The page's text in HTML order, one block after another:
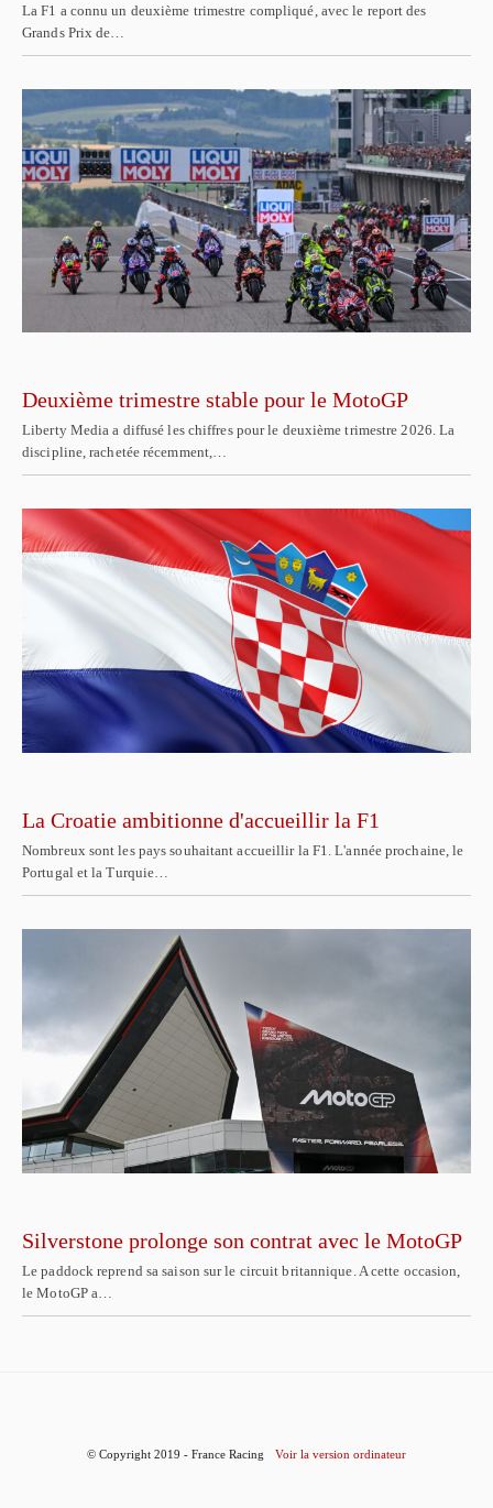
La F1 a connu un deuxième trimestre compliqué, avec le report des
Grands Prix de…
Deuxième trimestre stable pour le MotoGP
Liberty Media a diffusé les chiffres pour le deuxième trimestre 2026. La
discipline, rachetée récemment,…
La Croatie ambitionne d'accueillir la F1
Nombreux sont les pays souhaitant accueillir la F1. L'année prochaine, le
Portugal et la Turquie…
Silverstone prolonge son contrat avec le MotoGP
Le paddock reprend sa saison sur le circuit britannique. A cette occasion,
le MotoGP a…
© Copyright 2019 - France Racing Voir la version ordinateur